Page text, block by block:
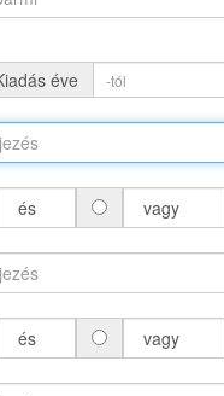
éve
és vagy
és vagy